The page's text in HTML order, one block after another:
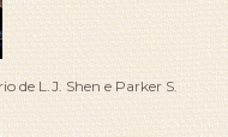
de L.J. Shen e Parker S.